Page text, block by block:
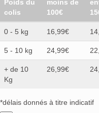
Poids du
colis
moins de
100€
0 - 5 kg 16,99€
5 - 10 kg 24,99€
+ de 10
Kg
26,99€
*délais donnés à titre indicatif